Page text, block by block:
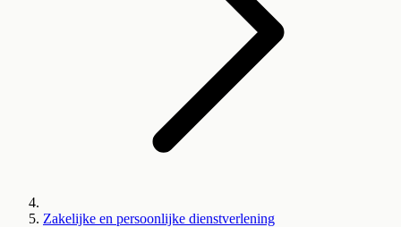
Zakelijke en persoonlijke dienstverlening